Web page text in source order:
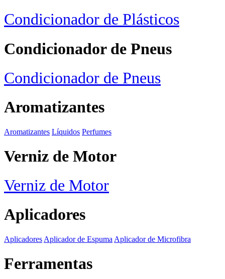
Condicionador de Plásticos
Condicionador de Pneus
Condicionador de Pneus
Aromatizantes
Aromatizantes Líquidos Perfumes
Verniz de Motor
Verniz de Motor
Aplicadores
Aplicadores Aplicador de Espuma Aplicador de Microfibra
Ferramentas